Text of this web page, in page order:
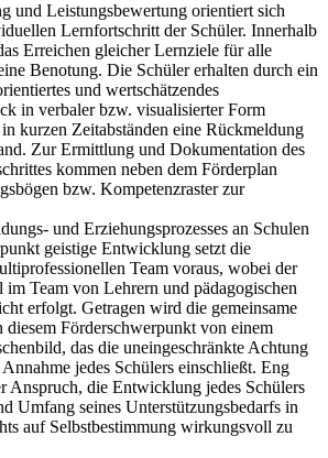
und Leistungsbewertung orientiert sich
Lernfortschritt der Schüler. Innerhalb
Erreichen gleicher Lernziele für alle
Benotung. Die Schüler erhalten durch ein
und wertschätzendes
in verbaler bzw. visualisierter Form
kurzen Zeitabständen eine Rückmeldung
Zur Ermittlung und Dokumentation des
kommen neben dem Förderplan
bzw. Kompetenzraster zur
und Erziehungsprozesses an Schulen
geistige Entwicklung setzt die
Team voraus, wobei der
Team von Lehrern und pädagogischen
erfolgt. Getragen wird die gemeinsame
diesem Förderschwerpunkt von einem
das die uneingeschränkte Achtung
jedes Schülers einschließt. Eng
Anspruch, die Entwicklung jedes Schülers
Umfang seines Unterstützungsbedarfs in
auf Selbstbestimmung wirkungsvoll zu